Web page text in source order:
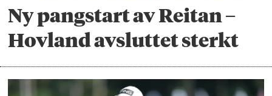
Ny pangstart av Reitan –
Hovland avsluttet sterkt